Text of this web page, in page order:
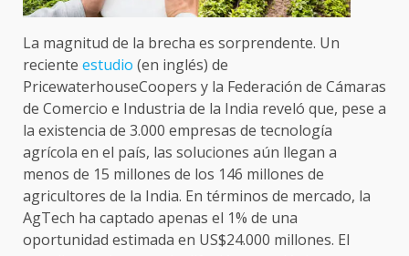
La magnitud de la brecha es sorprendente. Un
reciente estudio (en inglés) de
PricewaterhouseCoopers y la Federación de Cámaras
de Comercio e Industria de la India reveló que, pese a
la existencia de 3.000 empresas de tecnología
agrícola en el país, las soluciones aún llegan a
menos de 15 millones de los 146 millones de
agricultores de la India. En términos de mercado, la
AgTech ha captado apenas el 1% de una
oportunidad estimada en US$24.000 millones. El